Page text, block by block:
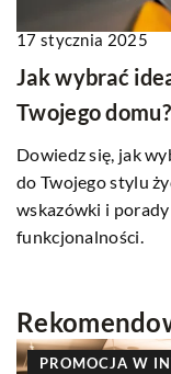
17 stycznia 2025
Jak wybrać
Twojego domu?
Dowiedz się, jak
do Twojego stylu
wskazówki i
funkcjonalności.
PROMOCJA W